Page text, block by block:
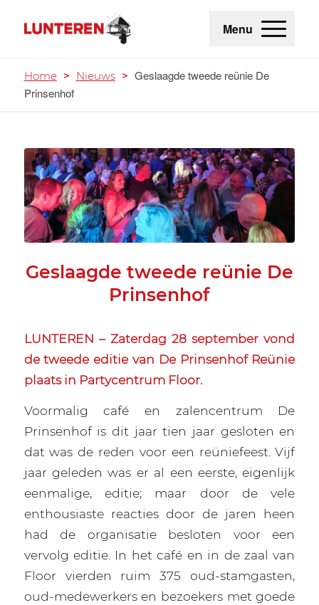
Menu
Home > Nieuws > Geslaagde tweede reünie De
Prinsenhof
Geslaagde tweede reünie De
Prinsenhof
LUNTEREN – Zaterdag 28 september vond
de tweede editie van De Prinsenhof Reünie
plaats in Partycentrum Floor.
Voormalig café en zalencentrum De
Prinsenhof is dit jaar tien jaar gesloten en
dat was de reden voor een reüniefeest. Vijf
jaar geleden was er al een eerste, eigenlijk
eenmalige, editie; maar door de vele
enthousiaste reacties door de jaren heen
had de organisatie besloten voor een
vervolg editie. In het café en in de zaal van
Floor vierden ruim 375 oud-stamgasten,
oud-medewerkers en bezoekers met goede